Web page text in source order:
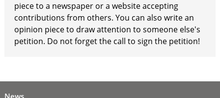
piece to a newspaper or a website accepting
contributions from others. You can also write an
opinion piece to draw attention to someone else's
petition. Do not forget the call to sign the petition!
News